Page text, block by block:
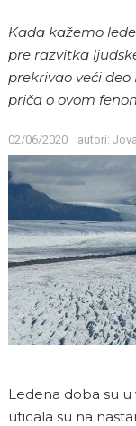
Kada kažemo
pre razvitka
prekrivao veći
priča o ovom
02/06/2020 autori:
Ledena doba su
uticala su na